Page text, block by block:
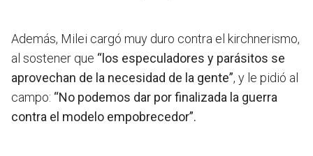
Además, Milei cargó muy duro contra el kirchnerismo,
al sostener que “los especuladores y parásitos se
aprovechan de la necesidad de la gente”, y le pidió al
campo: “No podemos dar por finalizada la guerra
contra el modelo empobrecedor”.